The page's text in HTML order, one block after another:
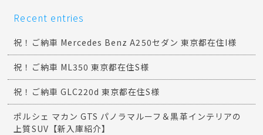
Recent entries
祝！ご納車 Mercedes Benz A250セダン 東京都在住I様
祝！ご納車 ML350 東京都在住S様
祝！ご納車 GLC220d 東京都在住S様
ポルシェ マカン GTS パノラマルーフ＆黒革インテリアの
上質SUV【新入庫紹介】